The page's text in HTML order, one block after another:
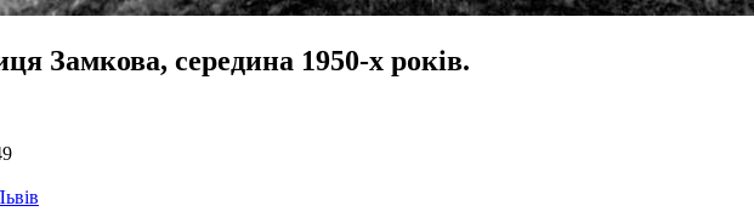
Замкова, середина 1950-х років.